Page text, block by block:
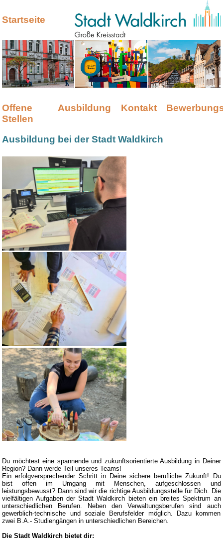
Startseite
Offene
Stellen
Ausbildung Kontakt
Ausbildung bei der Stadt Waldkirch
Du möchtest eine spannende und zukunftsorientierte Ausbildung in Deiner
Region? Dann werde Teil unseres Teams!
Ein erfolgversprechender Schritt in Deine sichere berufliche Zukunft! Du
bist offen im Umgang mit Menschen, aufgeschlossen und
leistungsbewusst? Dann sind wir die richtige Ausbildungsstelle für Dich. Die
vielfältigen Aufgaben der Stadt Waldkirch bieten ein breites Spektrum an
unterschiedlichen Berufen. Neben den Verwaltungsberufen sind auch
gewerblich-technische und soziale Berufsfelder möglich. Dazu kommen
zwei B.A.- Studiengängen in unterschiedlichen Bereichen.
Die Stadt Waldkirch bietet dir: